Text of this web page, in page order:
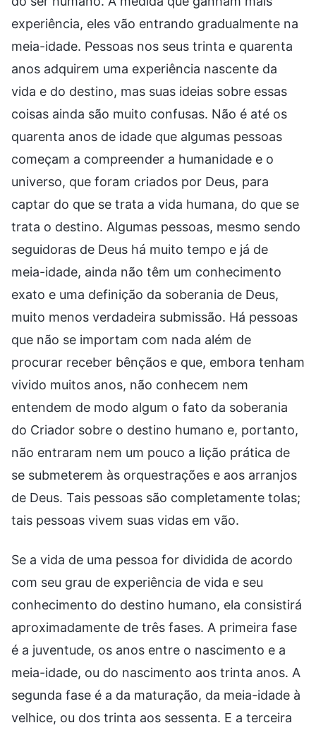
experiência, eles vão entrando gradualmente na
meia-idade. Pessoas nos seus trinta e quarenta
anos adquirem uma experiência nascente da
vida e do destino, mas suas ideias sobre essas
coisas ainda são muito confusas. Não é até os
quarenta anos de idade que algumas pessoas
começam a compreender a humanidade e o
universo, que foram criados por Deus, para
captar do que se trata a vida humana, do que se
trata o destino. Algumas pessoas, mesmo sendo
seguidoras de Deus há muito tempo e já de
meia-idade, ainda não têm um conhecimento
exato e uma definição da soberania de Deus,
muito menos verdadeira submissão. Há pessoas
que não se importam com nada além de
procurar receber bênçãos e que, embora tenham
vivido muitos anos, não conhecem nem
entendem de modo algum o fato da soberania
do Criador sobre o destino humano e, portanto,
não entraram nem um pouco a lição prática de
se submeterem às orquestrações e aos arranjos
de Deus. Tais pessoas são completamente tolas;
tais pessoas vivem suas vidas em vão.
Se a vida de uma pessoa for dividida de acordo
com seu grau de experiência de vida e seu
conhecimento do destino humano, ela consistirá
aproximadamente de três fases. A primeira fase
é a juventude, os anos entre o nascimento e a
meia-idade, ou do nascimento aos trinta anos. A
segunda fase é a da maturação, da meia-idade à
velhice, ou dos trinta aos sessenta. E a terceira